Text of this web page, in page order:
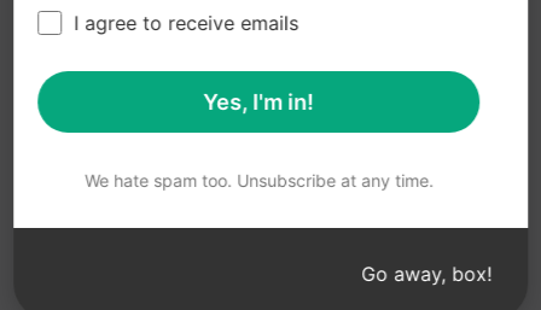
© 2026
All logos, trademarks, and registered trademarks are the
AIPRM and other related brand names are registered
laws.
and EU CTM EU18823472, EU18830896.
I agree to receive emails
Yes, I'm in!
We hate spam too. Unsubscribe at any time.
Go away, box!